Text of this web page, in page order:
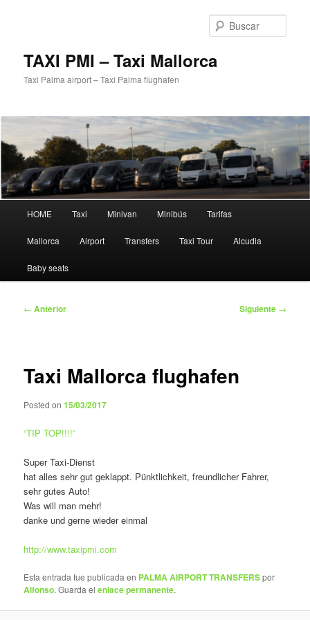
TAXI PMI – Taxi Mallorca
Taxi Palma airport – Taxi Palma flughafen
principal
HOME Taxi Minivan Minibús Tarifas
Mallorca Airport Transfers Taxi Tour Alcudia
Baby seats
Navegación
← Anterior Siguiente →
Taxi Mallorca flughafen
Posted on15/03/2017
“TIP TOP!!!!”
Super Taxi-Dienst
hat alles sehr gut geklappt. Pünktlichkeit, freundlicher Fahrer,
sehr gutes Auto!
Was will man mehr!
danke und gerne wieder einmal
http://www.taxipmi.com
Esta entrada fue publicada en PALMA AIRPORT TRANSFERSpor
Alfonso. Guarda elenlace permanente.